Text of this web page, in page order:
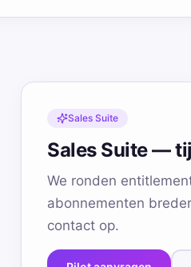
Sales Suite
Sales Suite —
We ronden
abonnementen
contact op.